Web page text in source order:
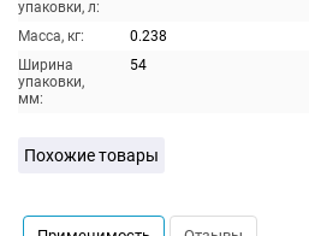
упаковки, л:
Масса, кг:
0.238
Ширина
упаковки,
мм:
54
Похожие товары